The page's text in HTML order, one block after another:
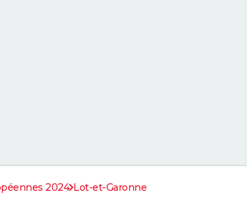
2024 Lot-et-Garonne